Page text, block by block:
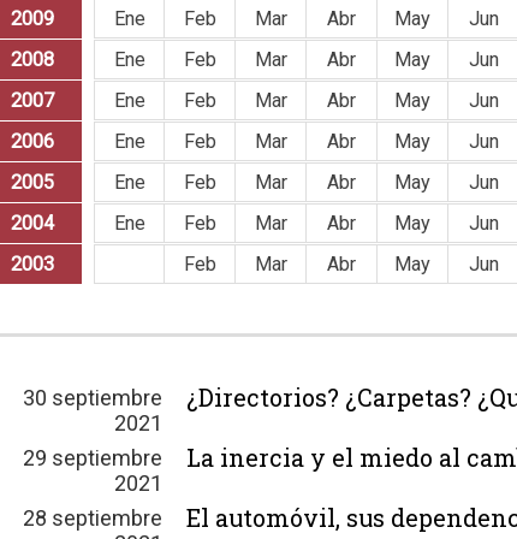
2009 Ene Feb Mar Abr May
Jun
2008
Ene Feb Mar Abr May
Jun
2007
Ene Feb Mar Abr May
Jun
2006
Ene Feb Mar Abr May
Jun
2005
Ene Feb Mar Abr May
Jun
2004
Ene Feb Mar Abr May
Jun
2003
Feb Mar Abr May Jun
30 septiembre
2021
¿Directorios? ¿Carpetas?
29 septiembre
2021
La inercia y el miedo al
28 septiembre
El automóvil, sus